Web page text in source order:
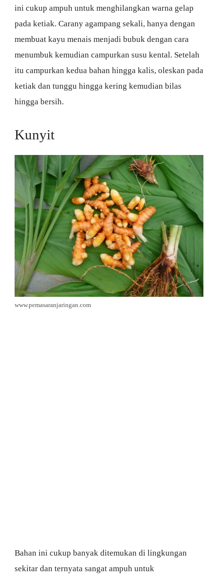
ini cukup ampuh untuk menghilangkan warna gelap
pada ketiak. Carany agampang sekali, hanya dengan
membuat kayu menais menjadi bubuk dengan cara
menumbuk kemudian campurkan susu kental. Setelah
itu campurkan kedua bahan hingga kalis, oleskan pada
ketiak dan tunggu hingga kering kemudian bilas
hingga bersih.
Kunyit
www.pemasaranjaringan.com
Bahan ini cukup banyak ditemukan di lingkungan
sekitar dan ternyata sangat ampuh untuk